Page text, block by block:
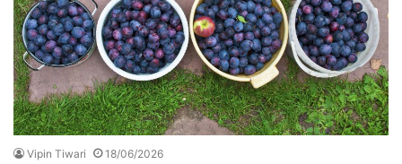
Vipin Tiwari 18/06/2026